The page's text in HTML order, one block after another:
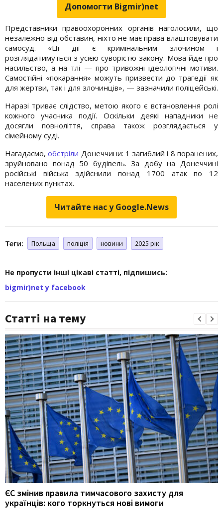
Допомогти Bigmir)net
Представники правоохоронних органів наголосили, що
незалежно від обставин, ніхто не має права влаштовувати
самосуд. «Ці дії є кримінальним злочином і
розглядатимуться з усією суворістю закону. Мова йде про
насильство, а на тлі — про тривожні ідеологічні мотиви.
Самостійні «покарання» можуть призвести до трагедії як
для жертви, так і для злочинців», — зазначили поліцейські.
Наразі триває слідство, метою якого є встановлення ролі
кожного учасника події. Оскільки деякі нападники не
досягли повноліття, справа також розглядається у
сімейному суді.
Нагадаємо,обстріли Донеччини: 1 загиблий і 8 поранених,
зруйновано понад 50 будівель. За добу на Донеччині
російські війська здійснили понад 1700 атак по 12
населених пунктах.
Читайте нас у Google.News
Теги: Польща поліція новини 2025 рік
Не пропусти інші цікаві статті, підпишись:
bigmir)net у facebook
Статті на тему
ЄС змінив правила тимчасового захисту для
українців: кого торкнуться нові вимоги